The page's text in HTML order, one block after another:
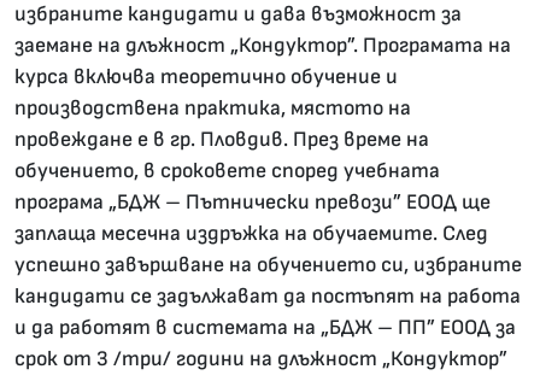
избраните кандидати и дава възможност за
заемане на длъжност „Кондуктор”. Програмата на
курса включва теоретично обучение и
производствена практика, мястото на
провеждане е в гр. Пловдив. През време на
обучението, в сроковете според учебната
програма „БДЖ – Пътнически превози” ЕООД ще
заплаща месечна издръжка на обучаемите. След
успешно завършване на обучението си, избраните
кандидати се задължават да постъпят на работа
и да работят в системата на „БДЖ – ПП” ЕООД за
срок от 3 /три/ години на длъжност „Кондуктор”